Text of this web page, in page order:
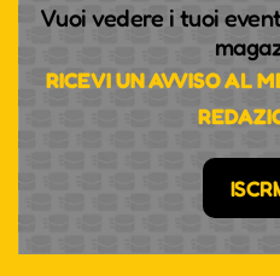
Vuoi vedere i tuoi
RICEVI UN AVVISO AL